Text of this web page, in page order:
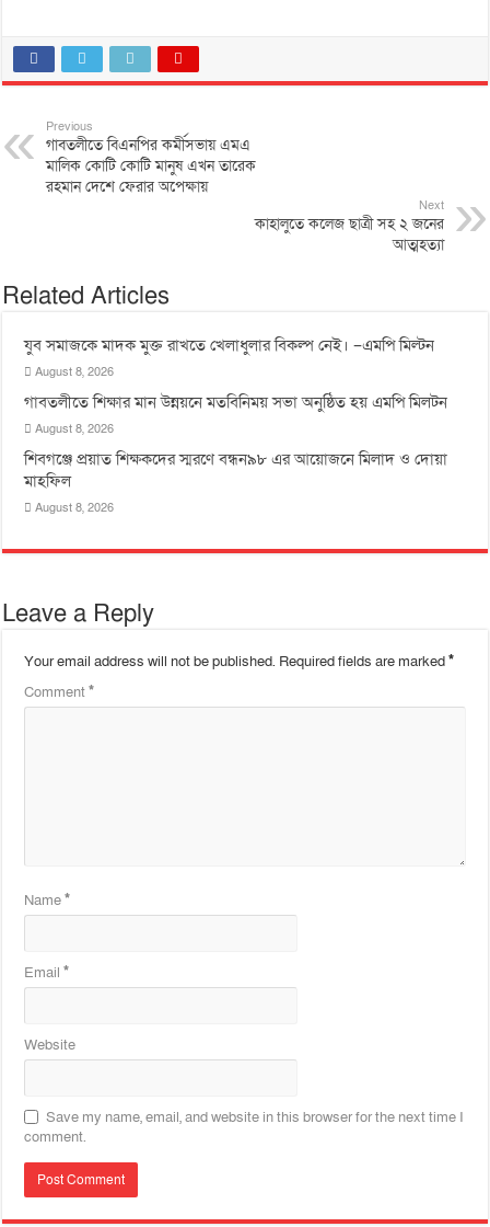
Previous
গাবতলীতে বিএনপির কর্মীসভায় এমএ
মালিক কোটি কোটি মানুষ এখন তারেক
রহমান দেশে ফেরার অপেক্ষায়
Next
কাহালুতে কলেজ ছাত্রী সহ ২ জনের
আত্মহত্যা
Related Articles
যুব সমাজকে মাদক মুক্ত রাখতে খেলাধুলার বিকল্প নেই। –এমপি মিল্টন
August 8, 2026
‎গাবতলীতে শিক্ষার মান উন্নয়নে ‎মতবিনিময় সভা অনুষ্ঠিত হয় ‎এমপি মিলটন
August 8, 2026
শিবগঞ্জে প্রয়াত শিক্ষকদের স্মরণে বন্ধন৯৮ এর আয়োজনে মিলাদ ও দোয়া
মাহফিল
August 8, 2026
Leave a Reply
Your email address will not be published. Required fields are marked*
Comment*
Name*
Email*
Website
Save my name, email, and website in this browser for the next time I
comment.